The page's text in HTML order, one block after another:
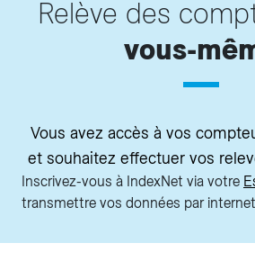
Relève des
vous-
Vous avez accès à vos
et souhaitez effectuer vos
Inscrivez-vous à IndexNet via votre
transmettre vos données par